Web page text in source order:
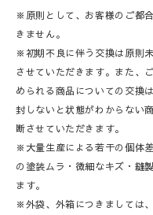
※原則として、お客様のご都
きません。
※初期不良に伴う交換は原則
させていただきます。また、
められる商品についての交換
封しないと状態がわからない
断させていただきます。
※大量生産による若干の個体
の塗装ムラ・微細なキズ・縫
ます。
※外袋、外箱につきましては